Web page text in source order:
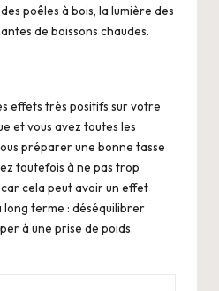
poêles à bois, la lumière des
de boissons chaudes.
effets très positifs sur votre
et vous avez toutes les
préparer une bonne tasse
toutefois à ne pas trop
cela peut avoir un effet
terme : déséquilibrer
à une prise de poids.